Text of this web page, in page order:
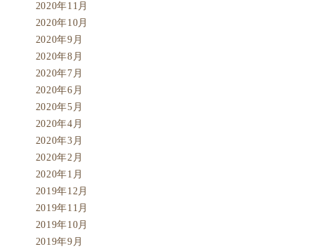
2020年11月
2020年10月
2020年9月
2020年8月
2020年7月
2020年6月
2020年5月
2020年4月
2020年3月
2020年2月
2020年1月
2019年12月
2019年11月
2019年10月
2019年9月